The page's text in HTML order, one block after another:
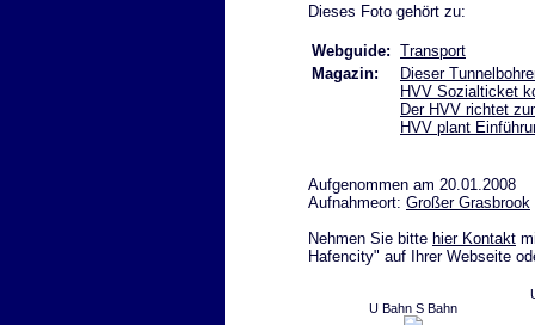
Dieses Foto gehört zu:
Webguide: Transport
Magazin:
Dieser
HVV Sozialticket
Der HVV richtet
HVV plant
Aufgenommen am 20.01.2008
Aufnahmeort: Großer Grasbrook
Nehmen Sie bitte hier Kontakt
Hafencity" auf Ihrer Webseite
U Bahn S Bahn